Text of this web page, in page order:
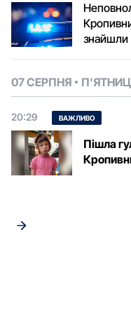
знайшли
07 СЕРПНЯ
20:29 ВАЖЛИВО
Пішла